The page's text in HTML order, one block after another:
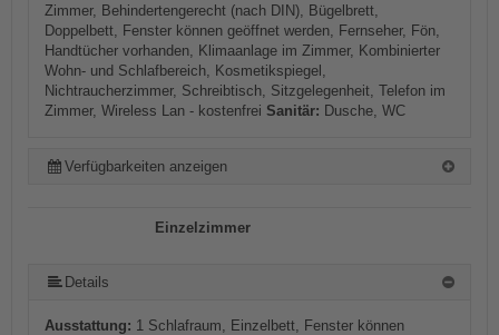
Zimmer, Behindertengerecht (nach DIN), Bügelbrett,
Doppelbett, Fenster können geöffnet werden, Fernseher, Fön,
Handtücher vorhanden, Klimaanlage im Zimmer, Kombinierter
Wohn- und Schlafbereich, Kosmetikspiegel,
Nichtraucherzimmer, Schreibtisch, Sitzgelegenheit, Telefon im
Zimmer, Wireless Lan - kostenfrei Sanitär: Dusche, WC
Verfügbarkeiten anzeigen
Einzelzimmer
Details
Ausstattung: 1 Schlafraum, Einzelbett, Fenster können